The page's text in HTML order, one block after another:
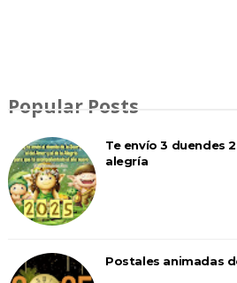
Popular Posts
Te envío 3 duendes
alegría
Postales animadas